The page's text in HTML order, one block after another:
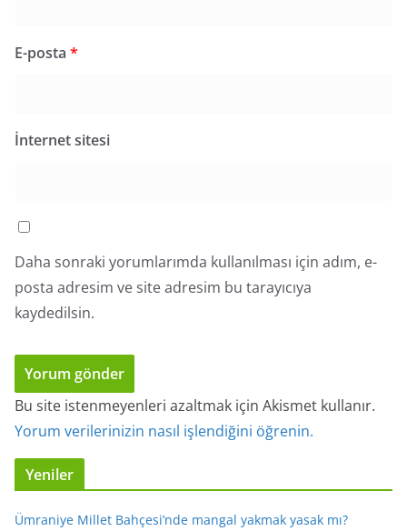
E-posta *
İnternet sitesi
Daha sonraki yorumlarımda kullanılması için adım, e-
posta adresim ve site adresim bu tarayıcıya
kaydedilsin.
Bu site istenmeyenleri azaltmak için Akismet kullanır.
Yorum verilerinizin nasıl işlendiğini öğrenin.
Yeniler
Ümraniye Millet Bahçesi’nde mangal yakmak yasak mı?